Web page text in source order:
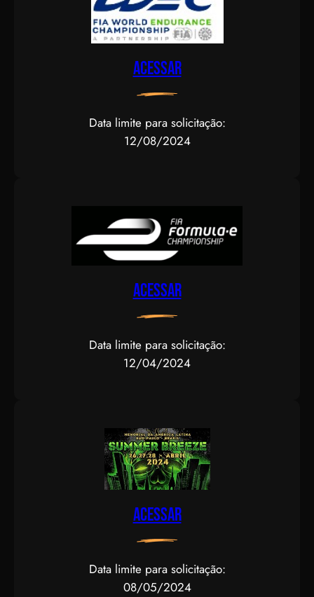
Acessar
Data limite para solicitação:
12/08/2024
Acessar
Data limite para solicitação:
12/04/2024
Acessar
Data limite para solicitação:
08/05/2024